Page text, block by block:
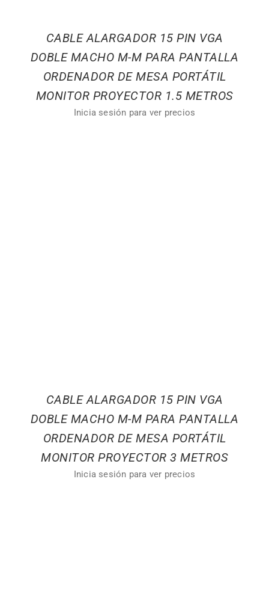
CABLE ALARGADOR 15 PIN VGA
DOBLE MACHO M-M PARA PANTALLA
ORDENADOR DE MESA PORTÁTIL
MONITOR PROYECTOR 1.5 METROS
Inicia sesión para ver precios
CABLE ALARGADOR 15 PIN VGA
DOBLE MACHO M-M PARA PANTALLA
ORDENADOR DE MESA PORTÁTIL
MONITOR PROYECTOR 3 METROS
Inicia sesión para ver precios